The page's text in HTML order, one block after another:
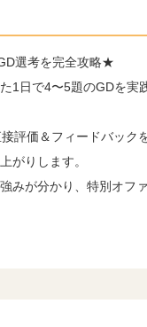
選考を完全攻略★
た1日で4〜5題のGDを実
評価＆フィードバック
がりします。
みが分かり、特別オフ